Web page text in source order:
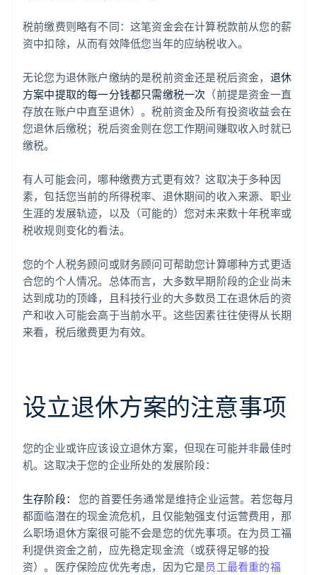
税前缴费则略有不同：这笔资金会在计算税款前从您的薪
资中扣除，从而有效降低您当年的应纳税收入。
无论您为退休账户缴纳的是税前资金还是税后资金， 退休
方案中提取的每一分钱都只需缴税一次 （前提是资金一直
存放在账户中直至退休）。税前资金及所有投资收益会在
您退休后缴税；税后资金则在您工作期间赚取收入时就已
缴税。
有人可能会问，哪种缴费方式更有效？这取决于多种因
素，包括您当前的所得税率、退休期间的收入来源、职业
生涯的发展轨迹，以及（可能的）您对未来数十年税率或
税收规则变化的看法。
您的个人税务顾问或财务顾问可帮助您计算哪种方式更适
合您的个人情况。总体而言，大多数早期阶段的企业尚未
达到成功的顶峰，且科技行业的大多数员工在退休后的资
产和收入可能会高于当前水平。这些因素往往使得从长期
来看，税后缴费更为有效。
设立退休方案的注意事项
您的企业或许应该设立退休方案，但现在可能并非最佳时
机。这取决于您的企业所处的发展阶段：
生存阶段：
您的首要任务通常是维持企业运营。若您每月
都面临潜在的现金流危机，且仅能勉强支付运营费用，那
么职场退休方案很可能不会是您的优先事项。在为员工福
利提供资金之前，应先稳定现金流（或获得足够的投
资）。医疗保险应优先考虑，因为它是员工最看重的福